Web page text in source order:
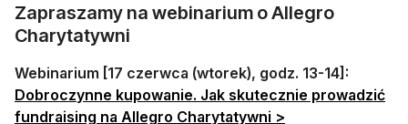
Zapraszamy na webinarium o Allegro
Charytatywni
Webinarium [17 czerwca (wtorek), godz. 13-14]:
Dobroczynne kupowanie. Jak skutecznie prowadzić
fundraising na Allegro Charytatywni >